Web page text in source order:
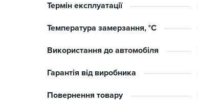
Термін експлуатації
Температура замерзання, °C
Використання до автомобіля
Гарантія від виробника
Повернення товару